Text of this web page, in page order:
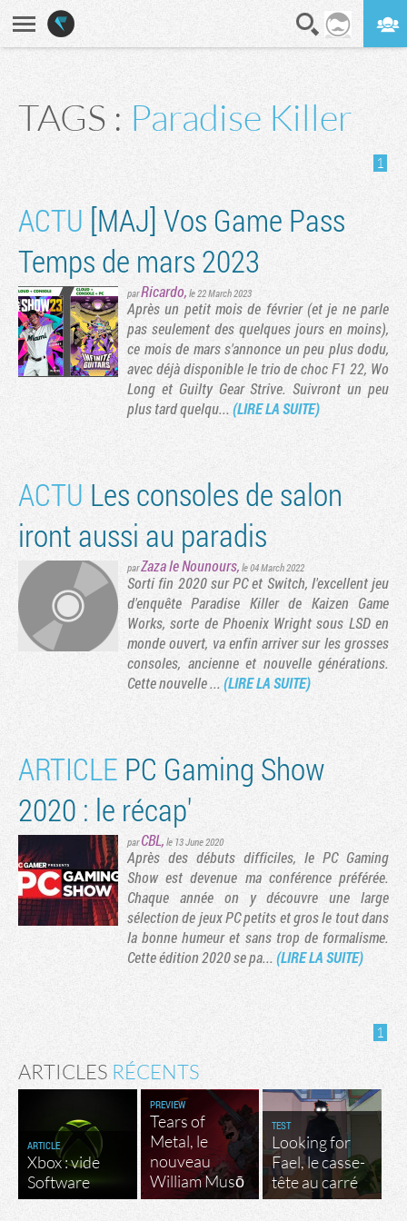
TAGS : Paradise Killer
1
ACTU [MAJ] Vos Game Pass
Temps de mars 2023
parRicardo, le 22 March 2023
Après un petit mois de février (et je ne parle
pas seulement des quelques jours en moins),
ce mois de mars s'annonce un peu plus dodu,
avec déjà disponible le trio de choc F1 22, Wo
Long et Guilty Gear Strive. Suivront un peu
plus tard quelqu...(LIRE LA SUITE)
ACTU Les consoles de salon
iront aussi au paradis
parZaza le Nounours, le 04 March 2022
Sorti fin 2020 sur PC et Switch, l'excellent jeu
d'enquête Paradise Killer de Kaizen Game
Works, sorte de Phoenix Wright sous LSD en
monde ouvert, va enfin arriver sur les grosses
consoles, ancienne et nouvelle générations.
Cette nouvelle ...(LIRE LA SUITE)
ARTICLE PC Gaming Show
2020 : le récap'
parCBL, le 13 June 2020
Après des débuts difficiles, le PC Gaming
Show est devenue ma conférence préférée.
Chaque année on y découvre une large
sélection de jeux PC petits et gros le tout dans
la bonne humeur et sans trop de formalisme.
Cette édition 2020 se pa... (LIRE LA SUITE)
1
ARTICLES RÉCENTS
ARTICLE
Xbox : vide
Software
PREVIEW
Tears of
Metal, le
nouveau
William Musō
TEST
Looking for
Fael, le casse-
tête au carré
Tribune